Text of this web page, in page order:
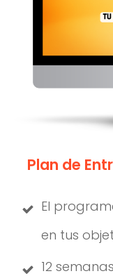
Plan de
El
en tus
12